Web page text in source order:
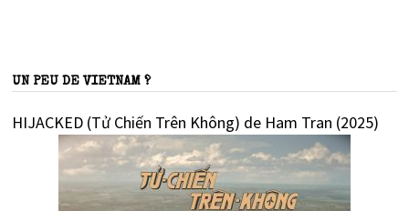
UN PEU DE VIETNAM ?
HIJACKED (Tử Chiến Trên Không) de Ham Tran (2025)